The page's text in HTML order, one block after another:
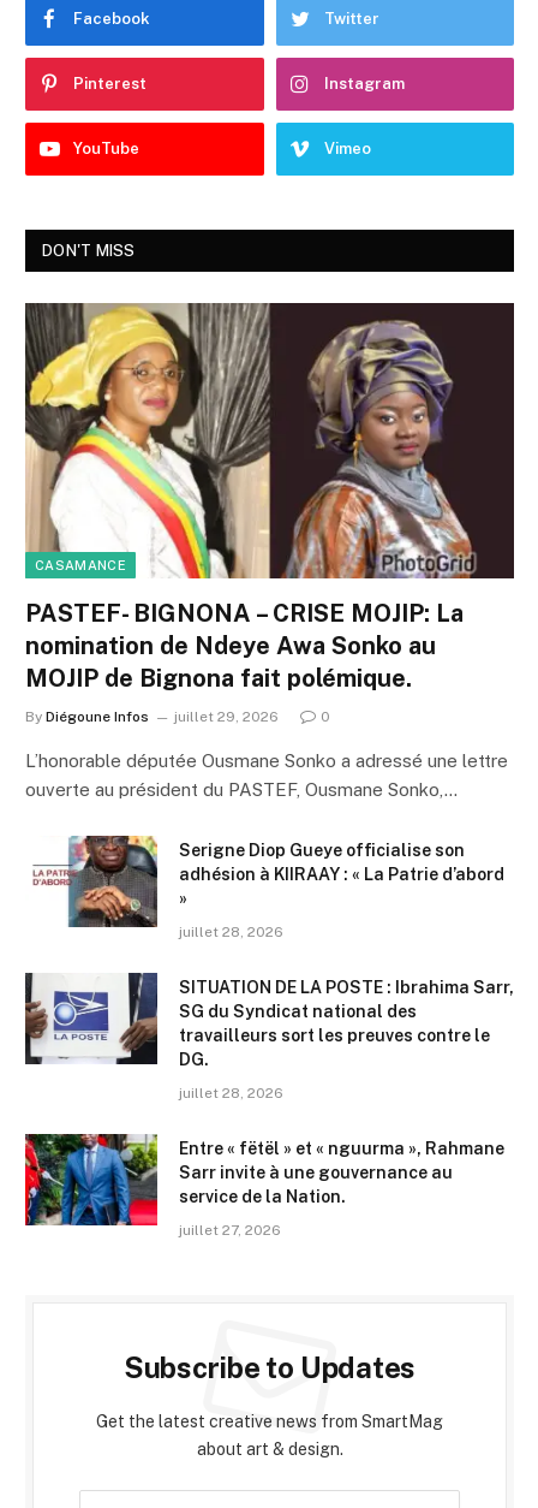
Facebook Twitter
Pinterest Instagram
YouTube Vimeo
DON'T MISS
CASAMANCE
PASTEF- BIGNONA – CRISE MOJIP: La
nomination de Ndeye Awa Sonko au
MOJIP de Bignona fait polémique.
By Diégoune Infos juillet 29, 2026 0
L’honorable députée Ousmane Sonko a adressé une lettre
ouverte au président du PASTEF, Ousmane Sonko,…
Serigne Diop Gueye officialise son
adhésion à KIIRAAY : « La Patrie d’abord
»
juillet 28, 2026
SITUATION DE LA POSTE : Ibrahima Sarr,
SG du Syndicat national des
travailleurs sort les preuves contre le
DG.
juillet 28, 2026
Entre « fëtël » et « nguurma », Rahmane
Sarr invite à une gouvernance au
service de la Nation.
juillet 27, 2026
Subscribe to Updates
Get the latest creative news from SmartMag
about art & design.